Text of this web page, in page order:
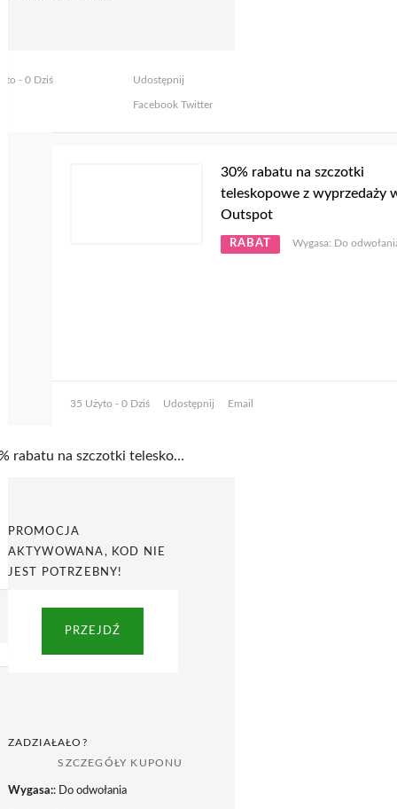
- 0 Dziś Udostępnij
FacebookTwitter
30% rabatu na szczotki
teleskopowe z wyprzedaży
Outspot
RABAT Wygasa: Do
35 Użyto - 0 Dziś Udostępnij Email
30% rabatu na szczotki teleskopowe z wyprzedaży w Outspot
PROMOCJA
AKTYWOWANA, KOD NIE
JEST POTRZEBNY!
PRZEJDŹ
ZADZIAŁAŁO?
SZCZEGÓŁY KUPONU
Wygasa:: Do odwołania